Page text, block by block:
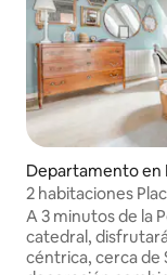
Departamento en
nce
2 habitaciones
A 3 minutos de la
catedral,
céntrica, cerca de